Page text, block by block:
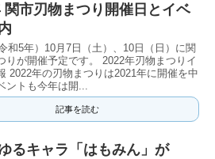
関市刃物まつり開催日とイベ
和5年）10月7日（土）、10日（日）に関
りが開催予定です。 2022年刃物まつりイ
2022年の刃物まつりは2021年に開催を中
ントも今年は開...
記事を読む
るキャラ「はもみん」が